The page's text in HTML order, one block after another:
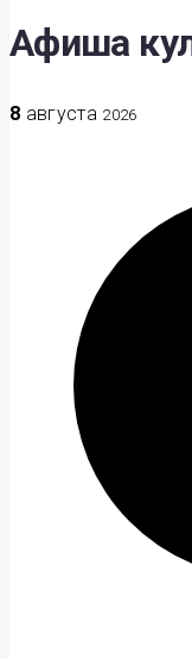
Афиша
8 августа 2026